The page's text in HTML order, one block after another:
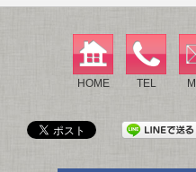
HOME TEL